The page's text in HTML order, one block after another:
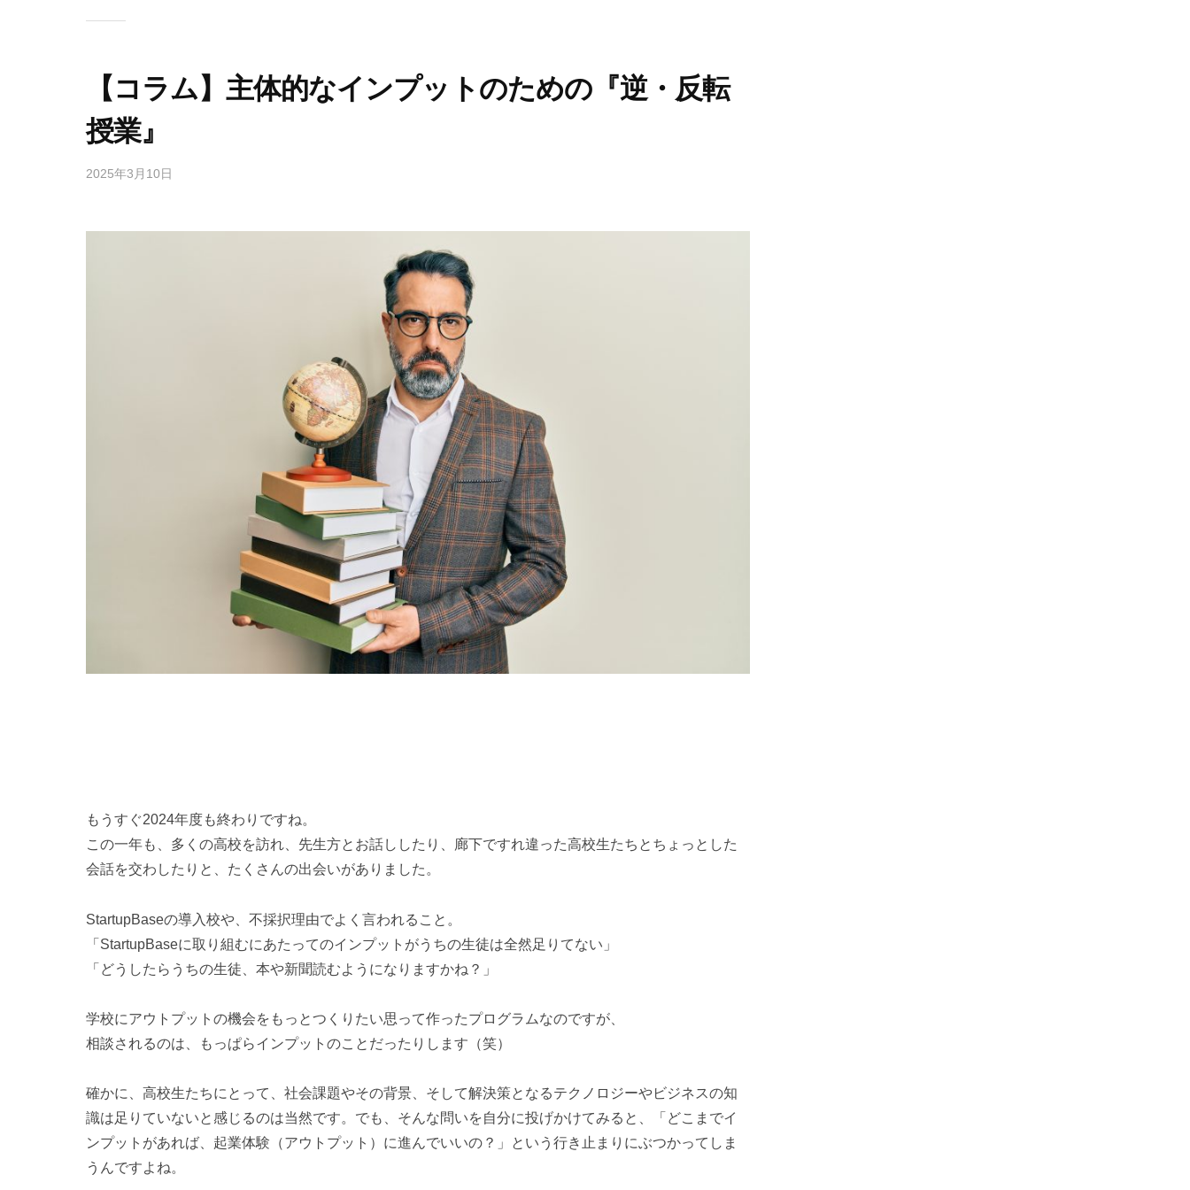
【コラム】主体的なインプットのための『逆・反転
授業』
2025年3月10日
もうすぐ2024年度も終わりですね。
この一年も、多くの高校を訪れ、先生方とお話ししたり、廊下ですれ違った高校生たちとちょっとした
会話を交わしたりと、たくさんの出会いがありました。
StartupBaseの導入校や、不採択理由でよく言われること。
「StartupBaseに取り組むにあたってのインプットがうちの生徒は全然足りてない」
「どうしたらうちの生徒、本や新聞読むようになりますかね？」
学校にアウトプットの機会をもっとつくりたい思って作ったプログラムなのですが、
相談されるのは、もっぱらインプットのことだったりします（笑）
確かに、高校生たちにとって、社会課題やその背景、そして解決策となるテクノロジーやビジネスの知
識は足りていないと感じるのは当然です。でも、そんな問いを自分に投げかけてみると、「どこまでイ
ンプットがあれば、起業体験（アウトプット）に進んでいいの？」という行き止まりにぶつかってしま
うんですよね。